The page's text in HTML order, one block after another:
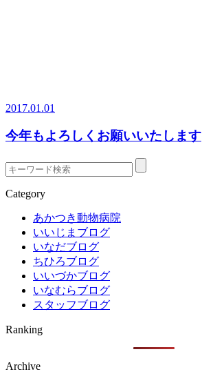
2017.01.01
今年もよろしくお願いいたします
Category
あかつき動物病院
いいじまブログ
いなだブログ
ちひろブログ
いいづかブログ
いなむらブログ
スタッフブログ
Ranking
Archive